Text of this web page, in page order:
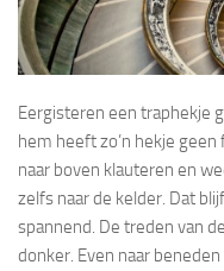
Eergisteren een traphekje
hem heeft zo’n hekje
naar boven klauteren en
zelfs naar de kelder. Dat
spannend. De treden van
donker. Even naar